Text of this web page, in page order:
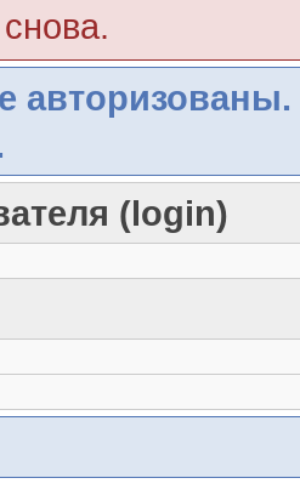
авторизованы.
(login)